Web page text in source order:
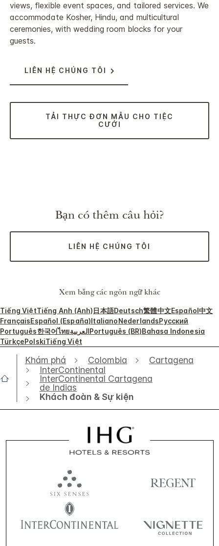
views, flexible event spaces, and tailored services. We
accommodate Kosher, Hindu, and multicultural
ceremonies, with wedding room blocks for your
guests.
LIÊN HỆ CHÚNG TÔI
TẢI THỰC ĐƠN MẪU CHO TIỆC
CƯỚI
Bạn có thêm câu hỏi?
LIÊN HỆ CHÚNG TÔI
Xem bằng các ngôn ngữ khác
Tiếng ViệtTiếng Anh (Anh)日本語Deutsch繁體中文Español中文
FrançaisEspañol (España)ItalianoNederlandsРусский
Português한국어ไทยالعربيةPortuguês (BR)Bahasa Indonesia
TürkçePolskiTiếng Việt
Khám phá Colombia
Cartagena
InterContinental
InterContinental Cartagena
de Indias
Khách đoàn & Sự kiện